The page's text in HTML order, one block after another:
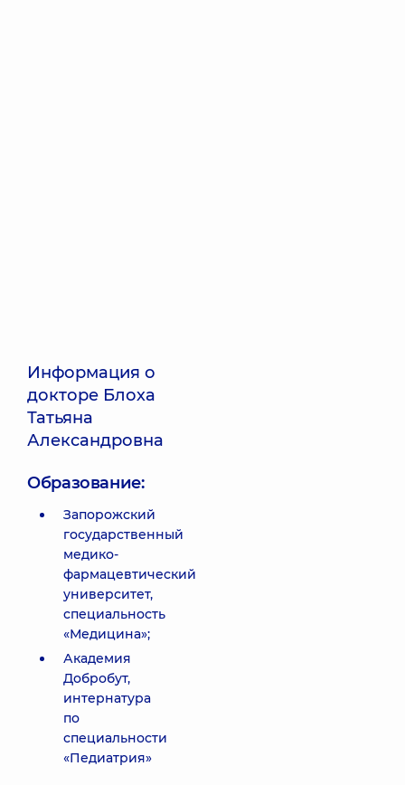
Информация о
докторе Блоха
Татьяна
Александровна
Образование:
Запорожский
государственный
медико-
фармацевтический
университет,
специальность
«Медицина»;
Академия
Добробут,
интернатура
по
специальности
«Педиатрия»